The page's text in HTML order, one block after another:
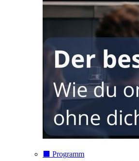
⬛️ Programm